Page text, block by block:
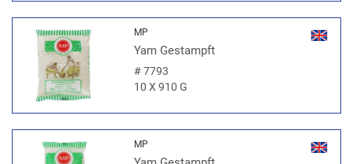
MP
Yam Gestampft
#7793
10 X 910 G
MP